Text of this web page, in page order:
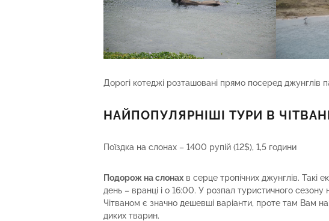
Дорогі котеджі розташовані прямо посеред джунглів
НАЙПОПУЛЯРНІШІ ТУРИ В
Поїздка на слонах – 1400 рупій (12$), 1,5 години
Подорож на слонах в серце тропічних джунглів. Такі
день – вранці і о 16:00. У розпал туристичного сезону
Чітваном є значно дешевші варіанти, проте там Вам
диких тварин.